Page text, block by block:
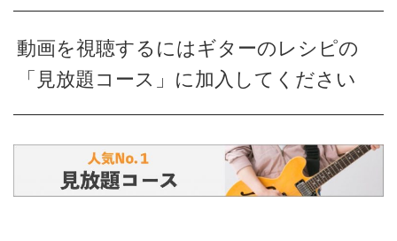
動画を視聴するにはギターのレシピの
「見放題コース」に加入してください